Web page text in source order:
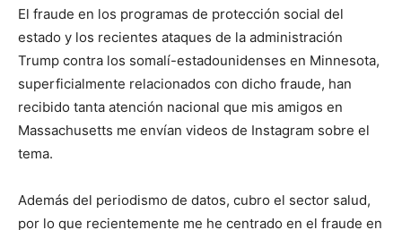
El fraude en los programas de protección social del
estado y los recientes ataques de la administración
Trump contra los somalí-estadounidenses en Minnesota,
superficialmente relacionados con dicho fraude, han
recibido tanta atención nacional que mis amigos en
Massachusetts me envían videos de Instagram sobre el
tema.
Además del periodismo de datos, cubro el sector salud,
por lo que recientemente me he centrado en el fraude en